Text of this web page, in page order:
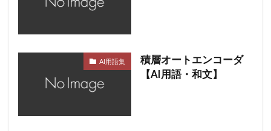
AI用語集
積層オートエンコーダ
【AI用語・和文】